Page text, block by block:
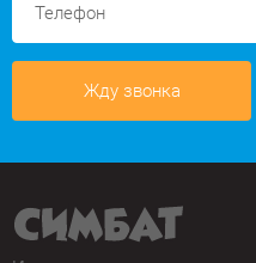
Жду звонка